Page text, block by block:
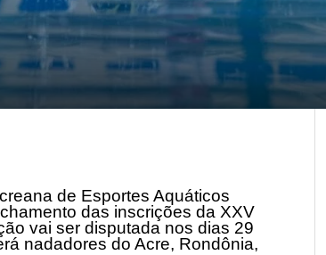
de Esportes Aquáticos
das inscrições da XXV
vai ser disputada nos dias 29
nadadores do Acre, Rondônia,